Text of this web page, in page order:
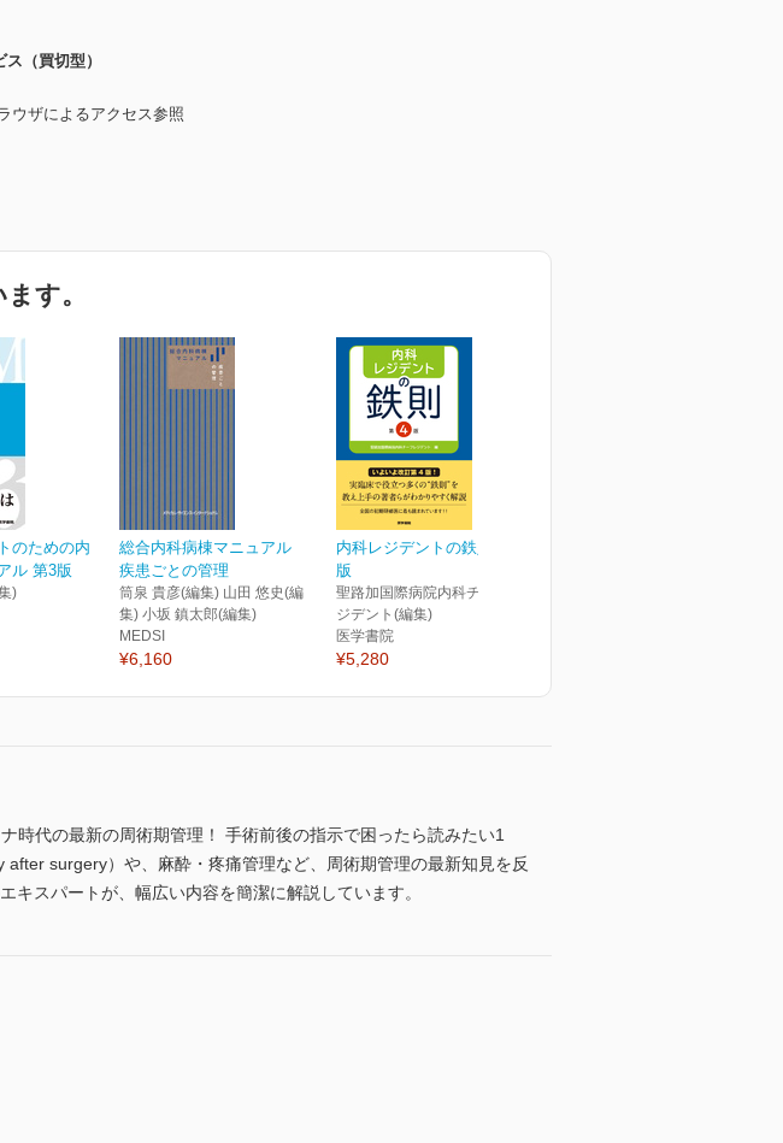
（買切型）
ウザによるアクセス参照
す。
のための内
ル 第3版
)
総合内科病棟マニュアル
疾患ごとの管理
筒泉 貴彦(編集) 山田 悠史(編
集) 小坂 鎮太郎(編集)
MEDSI
¥6,160
内科レジデントの鉄則 第4
版
聖路加国際病院内科チーフレ
ジデント(編集)
医学書院
¥5,280
時代の最新の周術期管理！ 手術前後の指示で困ったら読みたい1
surgery）や、麻酔・疼痛管理など、周術期管理の最新知見を反
スパートが、幅広い内容を簡潔に解説しています。